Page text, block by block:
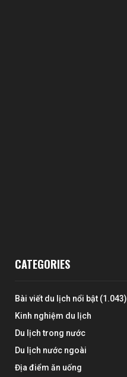
CATEGORIES
Bài viết du lịch nổi bật (1.043)
Kinh nghiệm du lịch
Du lịch trong nước
Du lịch nước ngoài
Địa điểm ăn uống